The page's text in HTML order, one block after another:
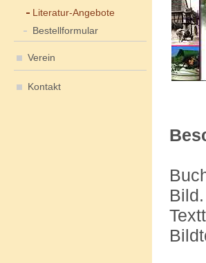
Literatur-Angebote
Bestellformular
Verein
Kontakt
Bild.